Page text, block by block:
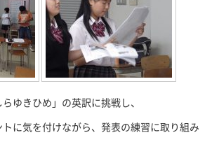
ゆきひめ」の英訳に挑戦し、
に気を付けながら、発表の練習に取り組み